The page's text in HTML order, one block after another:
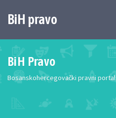
BiH pravo
BiH Pravo
Bosanskohercegovački pravni portal